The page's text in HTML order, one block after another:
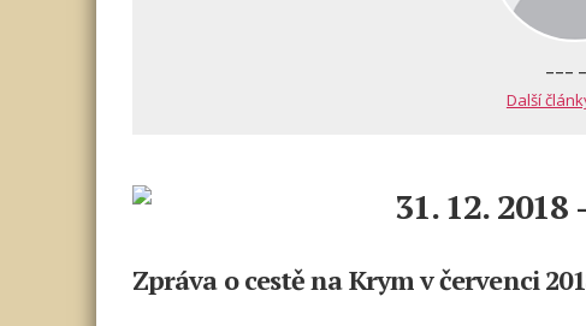
---
Další
31. 12. 2018
Zpráva o cestě na Krym v červenci